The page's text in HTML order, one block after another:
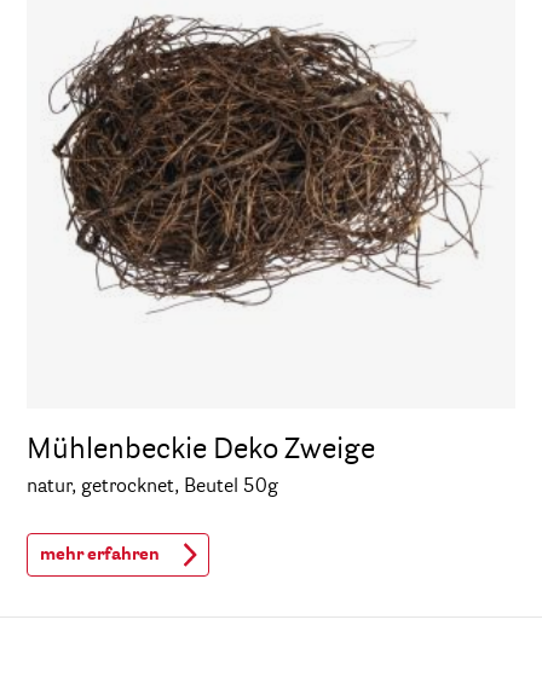
Mühlenbeckie Deko Zweige
natur, getrocknet, Beutel 50g
mehr erfahren